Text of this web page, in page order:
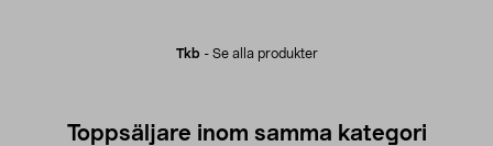
Tkb - Se alla produkter
Toppsäljare inom samma kategori